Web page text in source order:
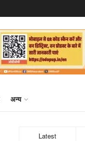
अन्य
Latest